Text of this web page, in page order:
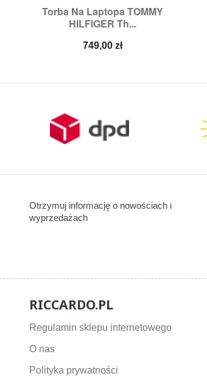
Torba Na Laptopa TOMMY
HILFIGER Th...
Cena
749,00 zł
Szybki podgląd
Otrzymuj informację o nowościach i
wyprzedażach
RICCARDO.PL
Regulamin sklepu internetowego
O nas
Polityka prywatności